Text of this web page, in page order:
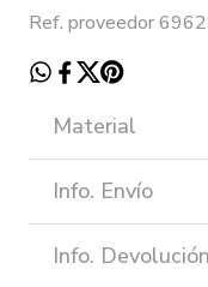
Ref. proveedor
Material
Info. Envío
Info. Devolución